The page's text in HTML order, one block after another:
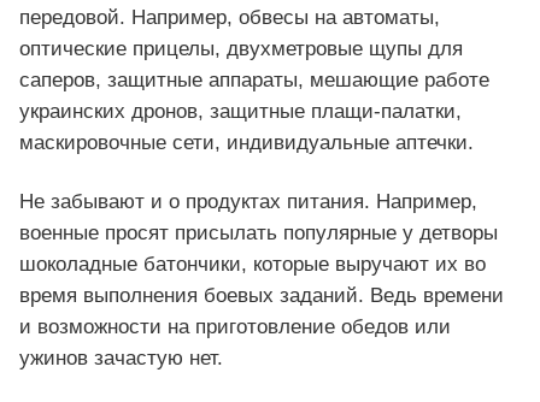
передовой. Например, обвесы на автоматы,
оптические прицелы, двухметровые щупы для
саперов, защитные аппараты, мешающие работе
украинских дронов, защитные плащи-палатки,
маскировочные сети, индивидуальные аптечки.
Не забывают и о продуктах питания. Например,
военные просят присылать популярные у детворы
шоколадные батончики, которые выручают их во
время выполнения боевых заданий. Ведь времени
и возможности на приготовление обедов или
ужинов зачастую нет.